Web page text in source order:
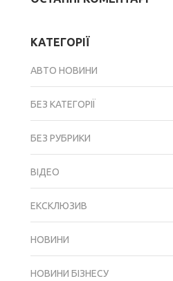
КАТЕГОРІЇ
АВТО НОВИНИ
БЕЗ КАТЕГОРІЇ
БЕЗ РУБРИКИ
ВІДЕО
ЕКСКЛЮЗИВ
НОВИНИ
НОВИНИ БІЗНЕСУ